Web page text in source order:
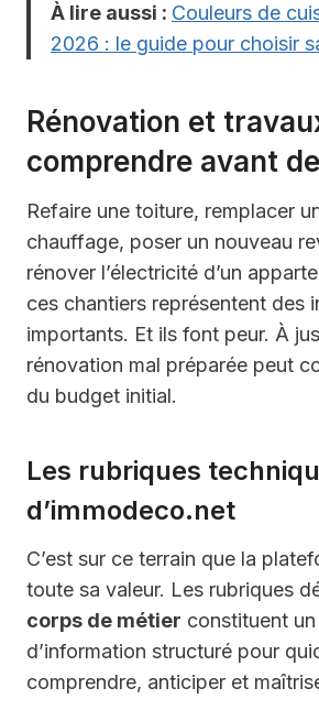
À lire aussi : Couleurs de
2026 : le guide pour choisir
Rénovation et
comprendre avant
Refaire une toiture, remplacer
chauffage, poser un nouveau
rénover l’électricité d’un
ces chantiers représentent des
importants. Et ils font peur. À
rénovation mal préparée peut
du budget initial.
Les rubriques
d’immodeco.net
C’est sur ce terrain que la
toute sa valeur. Les rubriques
corps de métier constituent
d’information structuré pour
comprendre, anticiper et